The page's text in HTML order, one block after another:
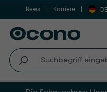
Zum Hauptinhalt springen
News Karriere DE